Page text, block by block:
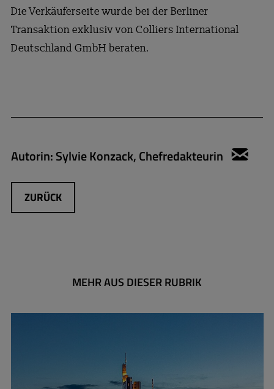
Die Verkäuferseite wurde bei der Berliner
Transaktion exklusiv von Colliers International
Deutschland GmbH beraten.
Autorin:Sylvie Konzack, Chefredakteurin
ZURÜCK
MEHR AUS DIESER RUBRIK